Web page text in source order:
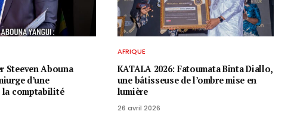
Steeven Abouna
d’une
la comptabilité
AFRIQUE
KATALA 2026: Fatoumata Binta Diallo,
une bâtisseuse de l’ombre mise en
lumière
26 avril 2026